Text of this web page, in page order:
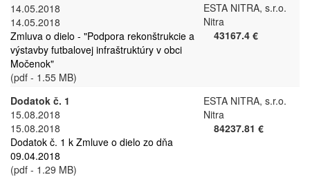
14.05.2018
14.05.2018
Zmluva o dielo - "Podpora rekonštrukcie a
výstavby futbalovej infraštruktúry v obci
Močenok"
(pdf - 1.55 MB)
ESTA NITRA, s.r.o.
Nitra
43167.4 €
Dodatok č. 1
15.08.2018
15.08.2018
Dodatok č. 1 k Zmluve o dielo zo dňa
09.04.2018
(pdf - 1.29 MB)
ESTA NITRA, s.r.o.
Nitra
84237.81 €